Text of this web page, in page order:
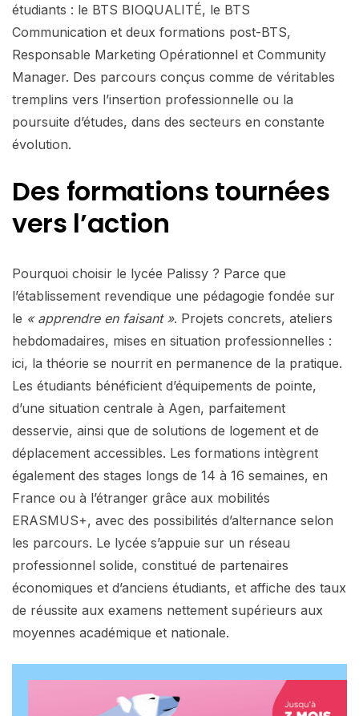
étudiants : le BTS BIOQUALITÉ, le BTS
Communication et deux formations post-BTS,
Responsable Marketing Opérationnel et Community
Manager. Des parcours conçus comme de véritables
tremplins vers l’insertion professionnelle ou la
poursuite d’études, dans des secteurs en constante
évolution.
Des formations tournées
vers l’action
Pourquoi choisir le lycée Palissy ? Parce que
l’établissement revendique une pédagogie fondée sur
le « apprendre en faisant ». Projets concrets, ateliers
hebdomadaires, mises en situation professionnelles :
ici, la théorie se nourrit en permanence de la pratique.
Les étudiants bénéficient d’équipements de pointe,
d’une situation centrale à Agen, parfaitement
desservie, ainsi que de solutions de logement et de
déplacement accessibles. Les formations intègrent
également des stages longs de 14 à 16 semaines, en
France ou à l’étranger grâce aux mobilités
ERASMUS+, avec des possibilités d’alternance selon
les parcours. Le lycée s’appuie sur un réseau
professionnel solide, constitué de partenaires
économiques et d’anciens étudiants, et affiche des taux
de réussite aux examens nettement supérieurs aux
moyennes académique et nationale.